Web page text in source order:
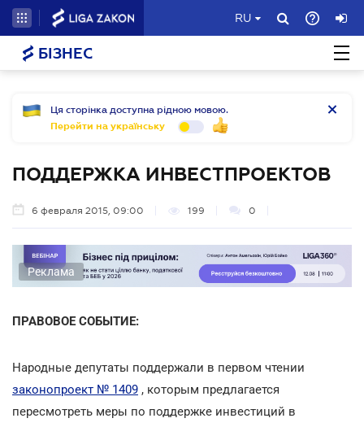
RU
БІЗНЕС
Ця сторінка доступна рідною мовою.
Перейти на українську
ПОДДЕРЖКА ИНВЕСТПРОЕКТОВ
6 февраля 2015, 09:00 199 0
Реклама
ПРАВОВОЕ СОБЫТИЕ:
Народные депутаты поддержали в первом чтении
законопроект № 1409 , которым предлагается
пересмотреть меры по поддержке инвестиций в